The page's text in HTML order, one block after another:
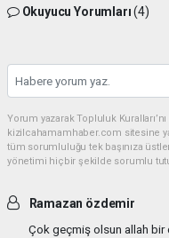
Okuyucu Yorumları(4)
Yorum yazarak Topluluk
kizilcahamamhaber.com sitesine
tüm sorumluluğu tek başınıza
yönetimi hiçbir şekilde sorumlu
Ramazan özdemir
Çok geçmiş olsun allah bir